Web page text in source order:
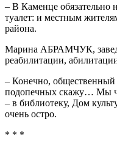
– В Каменце обязательно
туалет: и местным
района.
Марина АБРАМЧУК,
реабилитации,
– Конечно, общественный
подопечных скажу… Мы
– в библиотеку, Дом
очень остро.
* * *